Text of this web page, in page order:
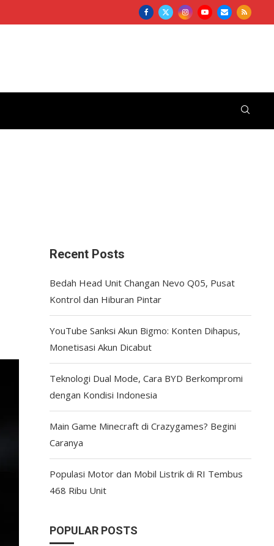
Recent Posts
Bedah Head Unit Changan Nevo Q05, Pusat
Kontrol dan Hiburan Pintar
YouTube Sanksi Akun Bigmo: Konten Dihapus,
Monetisasi Akun Dicabut
Teknologi Dual Mode, Cara BYD Berkompromi
dengan Kondisi Indonesia
Main Game Minecraft di Crazygames? Begini
Caranya
Populasi Motor dan Mobil Listrik di RI Tembus
468 Ribu Unit
POPULAR POSTS